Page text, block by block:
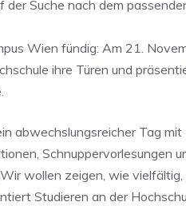
Suche nach dem
Wien fündig: Am 21.
ihre Türen und
abwechslungsreicher Tag mit
Schnuppervorlesungen
wollen zeigen, wie vielfältig,
Studieren an der